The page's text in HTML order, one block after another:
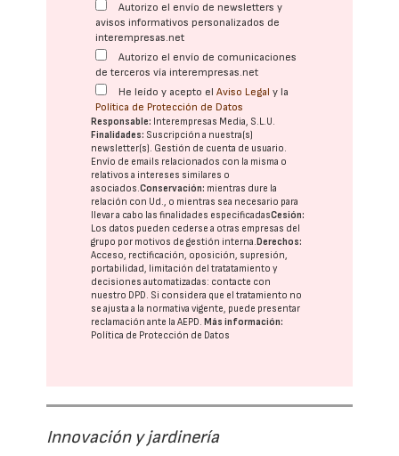
Autorizo el envío de newsletters y
avisos informativos personalizados de
interempresas.net
Autorizo el envío de comunicaciones
de terceros vía interempresas.net
He leído y acepto elAviso Legal y la
Política de Protección de Datos
Responsable: Interempresas Media, S.L.U.
Finalidades: Suscripción a nuestra(s)
newsletter(s). Gestión de cuenta de usuario.
Envío de emails relacionados con la misma o
relativos a intereses similares o
asociados.Conservación: mientras dure la
relación con Ud., o mientras sea necesario para
llevar a cabo las finalidades especificadasCesión:
Los datos pueden cederse a otras empresas del
grupo por motivos de gestión interna. Derechos:
Acceso, rectificación, oposición, supresión,
portabilidad, limitación del tratatamiento y
decisiones automatizadas: contacte con
nuestro DPD. Si considera que el tratamiento no
se ajusta a la normativa vigente, puede presentar
reclamación ante laAEPD. Más información:
Política de Protección de Datos
Innovación y jardinería